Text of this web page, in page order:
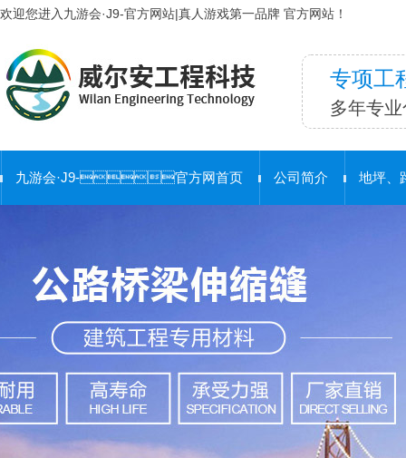
欢迎您进入九游会·J9-官方网站|真人游戏第一品牌 官方网站！
专项工
多年专
九游会·J9-官方网首页 公司简介 地坪、